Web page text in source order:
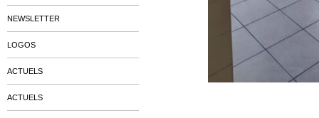
NEWSLETTER
LOGOS
ACTUELS
ACTUELS